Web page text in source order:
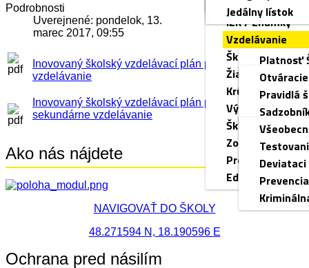
pre deti
pre deti
Zvonenie
IŽK / Známky
Vzdelávanie
Platnosť
iŠkVP
Programy
Školská knižnica
Pravidlá
Žiacky
Krúžky
Výchovný
Deviataci
Školský
Zoznam
Prenájom
Edupage -
iŠkVP
Jedálny lístok
Podrobnosti
Uverejnené: pondelok, 13.
marec 2017, 09:55
Inovovaný školský vzdelávací plán pre primárne
vzdelávanie
Inovovaný školský vzdelávací plán pre nižšie
sekundárne vzdelávanie
Ako nás nájdete
NAVIGOVAŤ DO ŠKOLY
48.271594 N, 18.190596 E
Ochrana pred násilím